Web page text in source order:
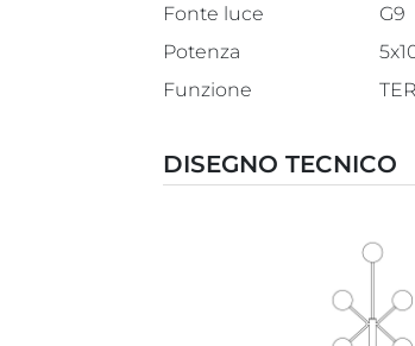
Fonte luce
G9
Potenza
Funzione
DISEGNO TECNICO